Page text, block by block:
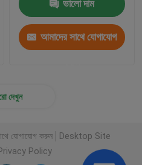
ভালো দাম
আমাদের সাথে যোগাযোগ
দেখুন
যোগাযোগ করুন
Desktop Site
Policy